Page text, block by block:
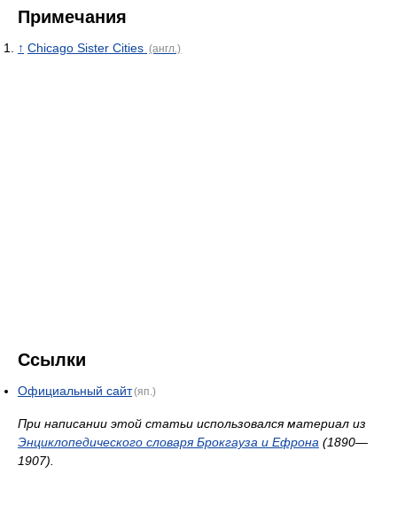
Примечания
↑ Chicago Sister Cities (англ.)
Ссылки
Официальный сайт(яп.)
При написании этой статьи использовался материал из
Энциклопедического словаря Брокгауза и Ефрона (1890—
1907).